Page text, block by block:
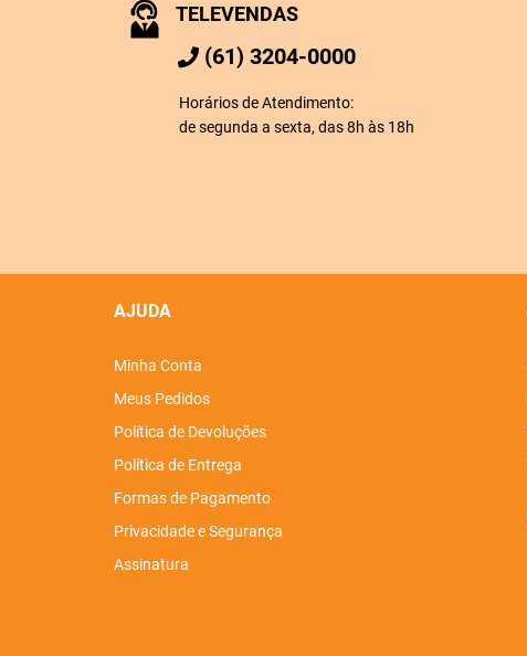
TELEVENDAS
(61) 3204-0000
Horários de Atendimento:
de segunda a sexta, das 8h às 18h
AJUDA
Minha Conta
Meus Pedidos
Política de Devoluções
Política de Entrega
Formas de Pagamento
Privacidade e Segurança
Assinatura